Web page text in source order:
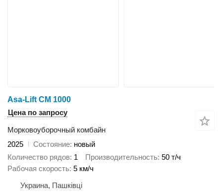
Asa-Lift CM 1000
Цена по запросу
Морковоуборочный комбайн
2025
Состояние новый
Количество рядов 1 Производительность 50 т/ч
Рабочая скорость 5 км/ч
Украина, Пашківці